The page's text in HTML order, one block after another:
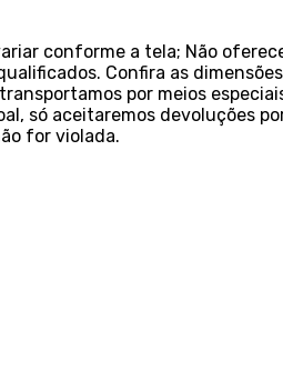
conforme a tela; Não
Confira as
por meios
só aceitaremos devoluções
for violada.